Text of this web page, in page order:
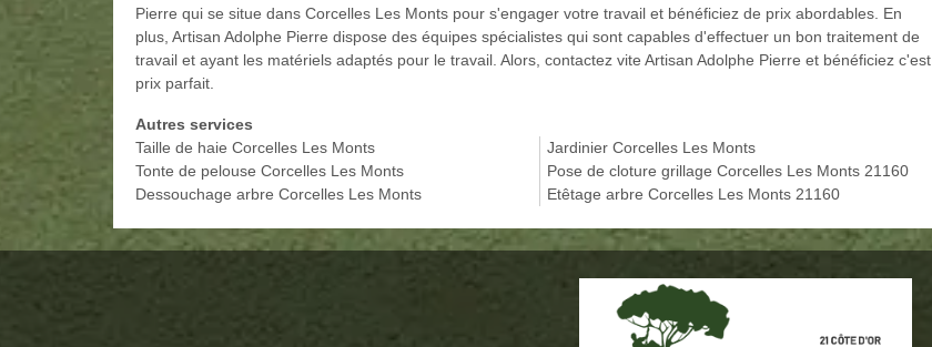
Pierre qui se situe dans Corcelles Les Monts pour s'engager votre travail et bénéficiez de prix abordables. En
plus, Artisan Adolphe Pierre dispose des équipes spécialistes qui sont capables d'effectuer un bon traitement de
travail et ayant les matériels adaptés pour le travail. Alors, contactez vite Artisan Adolphe Pierre et bénéficiez c'est
prix parfait.
Autres services
Taille de haie Corcelles Les Monts
Tonte de pelouse Corcelles Les Monts
Dessouchage arbre Corcelles Les Monts
Jardinier Corcelles Les Monts
Pose de cloture grillage Corcelles Les Monts 21160
Etêtage arbre Corcelles Les Monts 21160